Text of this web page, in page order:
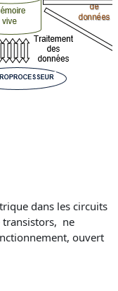
dans les circuits
transistors, ne
ouvert